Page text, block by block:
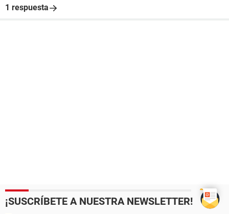
1 respuesta
¡SUSCRÍBETE A NUESTRA NEWSLETTER!